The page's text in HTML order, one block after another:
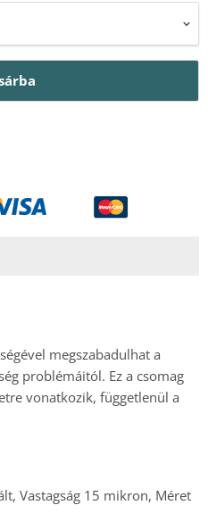
megszabadulhat a
problémáitól. Ez a csomag
vonatkozik, függetlenül a
Vastagság 15 mikron, Méret